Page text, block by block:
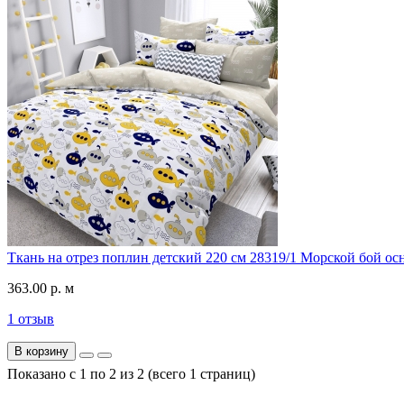
Ткань на отрез поплин детский 220 см 28319/1 Морской бой
363.00 р. м
1 отзыв
В корзину
Показано с 1 по 2 из 2 (всего 1 страниц)